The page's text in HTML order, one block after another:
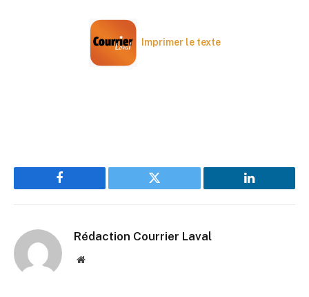
Imprimer le texte
Facebook Twitter LinkedIn
Rédaction Courrier Laval
Website